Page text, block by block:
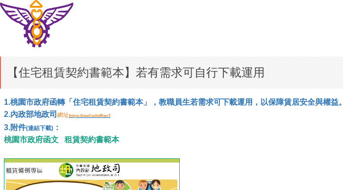
【住宅租賃契約書範本】若有需求可自行下載運用
1.桃園市政府函轉「 住宅租賃契約書範本」， 教職員生若需求可下載運用 ， 以保障賃居安全與權益。
2.內政部地政司 網址 https://reurl.cc/mMazr7
3.附件(連結下載) ：
桃園市政府函文
租賃契約書範本